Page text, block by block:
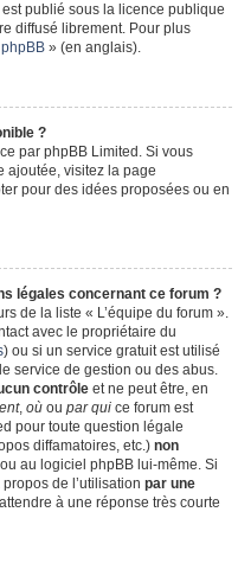
est publié sous la licence publique
diffusé librement. Pour plus
» (en anglais).
?
par phpBB Limited. Si vous
ajoutée, visitez la page
pour des idées proposées ou en
légales concernant ce forum ?
de la liste « L’équipe du forum ».
avec le propriétaire du
) ou si un service gratuit est utilisé
service de gestion ou des abus.
contrôle et ne peut être, en
, où ou par qui ce forum est
pour toute question légale
diffamatoires, etc.) non
au logiciel phpBB lui-même. Si
de l’utilisation par une
à une réponse très courte